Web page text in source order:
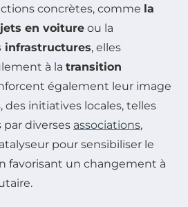
concrètes, comme la
en voiture ou la
infrastructures, elles
à la transition
également leur image
des initiatives locales, telles
diverses associations,
pour sensibiliser le
favorisant un changement à